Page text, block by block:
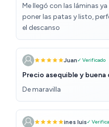
Me llegó con las láminas
poner las patas y listo,
el descanso
Juan✓ Verificado
Precio asequible y buena
De maravilla
ines luis✓